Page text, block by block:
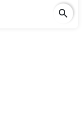
search